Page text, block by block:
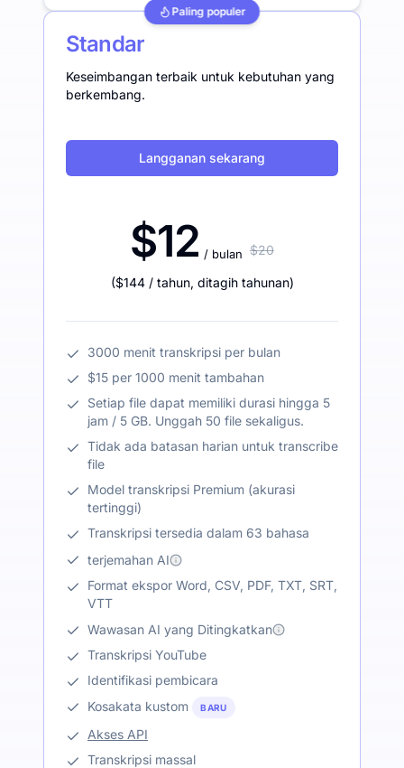
Paling populer
Standar
Keseimbangan terbaik untuk kebutuhan yang
berkembang.
Langganan sekarang
$12 / bulan $20
($144 / tahun, ditagih tahunan)
3000 menit transkripsi per bulan
$15 per 1000 menit tambahan
Setiap file dapat memiliki durasi hingga 5
jam / 5 GB. Unggah 50 file sekaligus.
Tidak ada batasan harian untuk transcribe
file
Model transkripsi Premium (akurasi
tertinggi)
Transkripsi tersedia dalam 63 bahasa
terjemahan AI
Format ekspor Word, CSV, PDF, TXT, SRT,
VTT
Wawasan AI yang Ditingkatkan
Transkripsi YouTube
Identifikasi pembicara
Kosakata kustom
BARU
Akses API
Transkripsi massal